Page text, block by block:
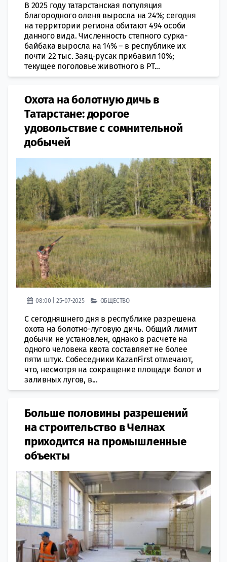
В 2025 году татарстанская популяция
благородного оленя выросла на 24%; сегодня
на территории региона обитают 494 особи
данного вида. Численность степного сурка-
байбака выросла на 14% – в республике их
почти 22 тыс. Заяц-русак прибавил 10%;
текущее поголовье животного в РТ...
Охота на болотную дичь в
Татарстане: дорогое
удовольствие с сомнительной
добычей
08:00 | 25-07-2025 ОБЩЕСТВО
С сегодняшнего дня в республике разрешена
охота на болотно-луговую дичь. Общий лимит
добычи не установлен, однако в расчете на
одного человека квота составляет не более
пяти штук. Собеседники KazanFirst отмечают,
что, несмотря на сокращение площади болот и
заливных лугов, в...
Больше половины разрешений
на строительство в Челнах
приходится на промышленные
объекты